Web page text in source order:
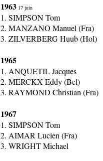
1963 17 juin
1. SIMPSON Tom
2. MANZANO Manuel (Fra)
3. ZILVERBERG Huub (Hol)
1965
1. ANQUETIL Jacques
2. MERCKX Eddy (Bel)
3. RAYMOND Christian (Fra)
1967
1. SIMPSON Tom
2. AIMAR Lucien (Fra)
3. WRIGHT Michael